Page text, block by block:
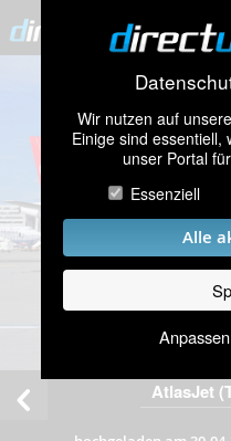
Wir nutzen auf
Einige sind essentiell,
unser Portal
Essenziell
Alle
AtlasJet